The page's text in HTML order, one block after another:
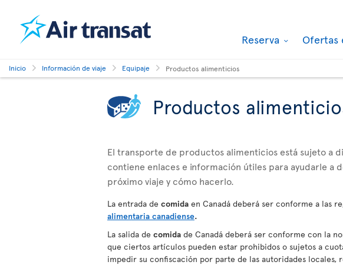
Reserva Ofertas
Inicio Información de viaje Equipaje Productos alimenticios
Productos
El transporte de productos alimenticios está sujeto a
contiene enlaces e información útiles para ayudarle a
próximo viaje y cómo hacerlo.
La entrada de comida en Canadá deberá ser conforme a las
alimentaria canadiense.
La salida de comida de Canadá deberá ser conforme con la
que ciertos artículos pueden estar prohibidos o sujetos a
impedir su confiscación por parte de las autoridades locales,